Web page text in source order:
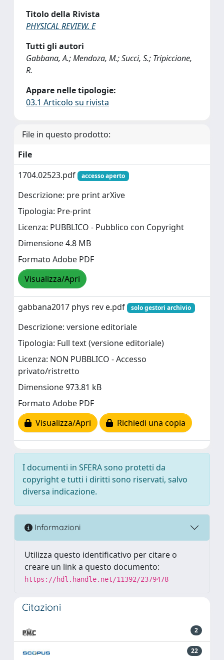
Titolo della Rivista
PHYSICAL REVIEW. E
Tutti gli autori
Gabbana, A.; Mendoza, M.; Succi, S.; Tripiccione,
R.
Appare nelle tipologie:
03.1 Articolo su rivista
File in questo prodotto:
File
1704.02523.pdf
accesso aperto
Descrizione: pre print arXive
Tipologia: Pre-print
Licenza: PUBBLICO - Pubblico con Copyright
Dimensione 4.8 MB
Formato Adobe PDF
Visualizza/Apri
gabbana2017 phys rev e.pdf solo gestori archivio
Descrizione: versione editoriale
Tipologia: Full text (versione editoriale)
Licenza: NON PUBBLICO - Accesso
privato/ristretto
Dimensione 973.81 kB
Formato Adobe PDF
Visualizza/Apri
Richiedi una copia
I documenti in SFERA sono protetti da
copyright e tutti i diritti sono riservati, salvo
diversa indicazione.
Informazioni
Utilizza questo identificativo per citare o
creare un link a questo documento:
https://hdl.handle.net/11392/2379478
Citazioni
2
22